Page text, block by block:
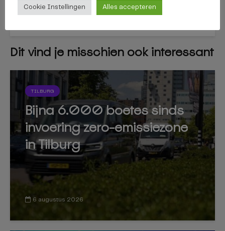
‘Nu’ met aandacht,
liefde, lef en kracht
Oogstfeest in het
Dit vind je misschien ook interessant
TILBURG
Bijna 6.000 boetes sinds
invoering zero-emissiezone
in Tilburg
6 augustus 2026
Cookie Instellingen Alles accepteren